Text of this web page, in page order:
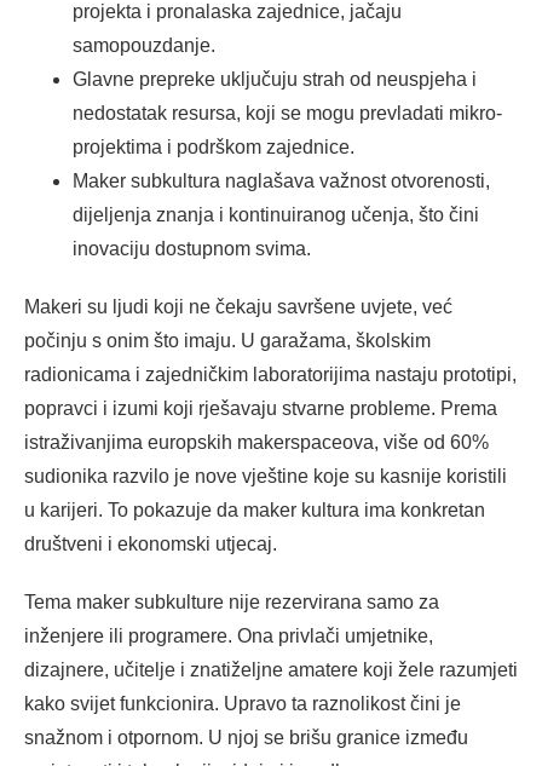
projekta i pronalaska zajednice, jačaju
samopouzdanje.
Glavne prepreke uključuju strah od neuspjeha i
nedostatak resursa, koji se mogu prevladati mikro-
projektima i podrškom zajednice.
Maker subkultura naglašava važnost otvorenosti,
dijeljenja znanja i kontinuiranog učenja, što čini
inovaciju dostupnom svima.
Makeri su ljudi koji ne čekaju savršene uvjete, već
počinju s onim što imaju. U garažama, školskim
radionicama i zajedničkim laboratorijima nastaju prototipi,
popravci i izumi koji rješavaju stvarne probleme. Prema
istraživanjima europskih makerspaceova, više od 60%
sudionika razvilo je nove vještine koje su kasnije koristili
u karijeri. To pokazuje da maker kultura ima konkretan
društveni i ekonomski utjecaj.
Tema maker subkulture nije rezervirana samo za
inženjere ili programere. Ona privlači umjetnike,
dizajnere, učitelje i znatiželjne amatere koji žele razumjeti
kako svijet funkcionira. Upravo ta raznolikost čini je
snažnom i otpornom. U njoj se brišu granice između